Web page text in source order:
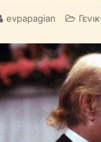
evpapagian